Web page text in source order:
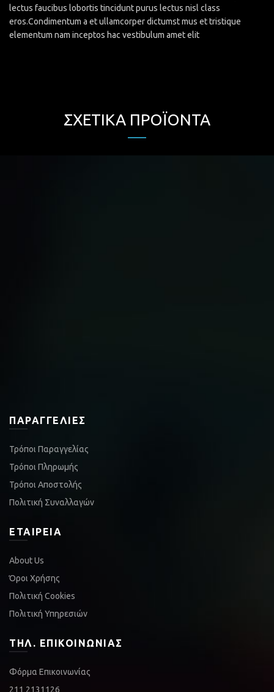
lectus faucibus lobortis tincidunt purus lectus nisl class
eros.Condimentum a et ullamcorper dictumst mus et tristique
elementum nam inceptos hac vestibulum amet elit
ΣΧΕΤΙΚΆ ΠΡΟΪΌΝΤΑ
ΠΑΡΑΓΓΕΛΊΕΣ
Τρόποι Παραγγελίας
Τρόποι Πληρωμής
Τρόποι Αποστολής
Πολιτική Συναλλαγών
ΕΤΑΙΡΕΊΑ
About Us
Όροι Χρήσης
Πολιτική Cookies
Πολιτική Υπηρεσιών
ΤΗΛ. ΕΠΙΚΟΙΝΩΝΊΑΣ
Φόρμα Επικοινωνίας
211 2131126